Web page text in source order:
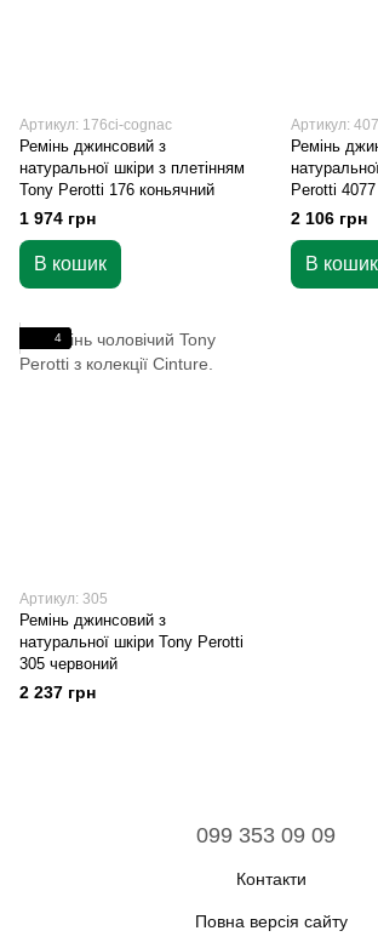
Артикул: 176ci-cognac
Ремінь джинсовий з
натуральної шкіри з плетінням
Tony Perotti 176 коньячний
1 974 грн
В кошик
Артикул:
Ремінь
Perotti
2 106 грн
В кошик
4
Артикул: 305
Ремінь джинсовий з
натуральної шкіри Tony Perotti
305 червоний
2 237 грн
099 353 09 09
Контакти
Повна версія сайту